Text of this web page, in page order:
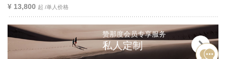
¥ 13,800 起 /单人价格
赞那度会员专享服务
私人定制